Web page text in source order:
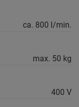
ca. 800 l/min.
max. 50 kg
400 V